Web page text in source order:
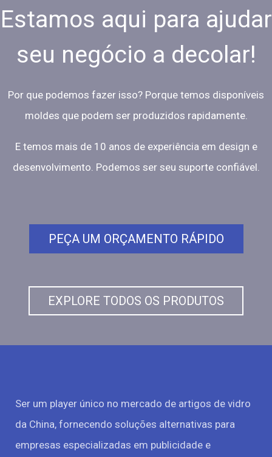
Estamos aqui para ajudar
seu negócio a decolar!
Por que podemos fazer isso? Porque temos disponíveis
moldes que podem ser produzidos rapidamente.
E temos mais de 10 anos de experiência em design e
desenvolvimento. Podemos ser seu suporte confiável.
PEÇA UM ORÇAMENTO RÁPIDO
EXPLORE TODOS OS PRODUTOS
Ser um player único no mercado de artigos de vidro
da China, fornecendo soluções alternativas para
empresas especializadas em publicidade e